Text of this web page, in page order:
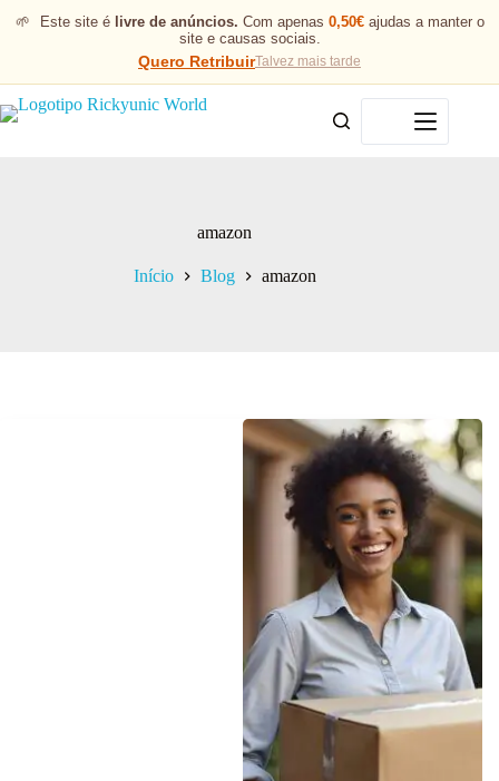
🌱 Este site é livre de anúncios. Com apenas 0,50€ajudas a manter o
site e causas sociais.
Quero RetribuirTalvez mais tarde
Menu
amazon
Início Blog amazon